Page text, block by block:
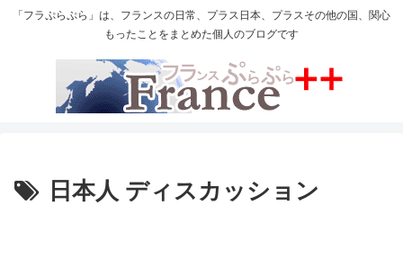
「フラぷらぷら」は、フランスの日常、プラス日本、プラスその他の国、関心
もったことをまとめた個人のブログです
日本人 ディスカッション